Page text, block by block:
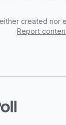
created nor
Report